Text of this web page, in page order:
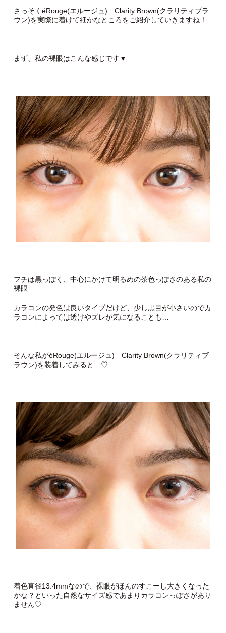
さっそくéRouge(エルージュ) Clarity Brown(クラリティブラ
ウン)を実際に着けて細かなところをご紹介していきますね！
まず、私の裸眼はこんな感じです▼
フチは黒っぽく、中心にかけて明るめの茶色っぽさのある私の
裸眼
カラコンの発色は良いタイプだけど、少し黒目が小さいのでカ
ラコンによっては透けやズレが気になることも…
そんな私がéRouge(エルージュ) Clarity Brown(クラリティブ
ラウン)を装着してみると…♡
着色直径13.4mmなので、裸眼がほんのすこーし大きくなった
かな？といった自然なサイズ感であまりカラコンっぽさがあり
ません♡